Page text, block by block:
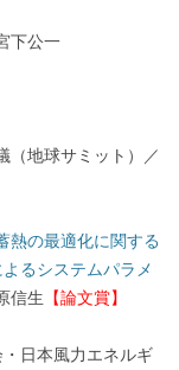
下公一
（地球サミット）／
熱の最適化に関する
るシステムパラメ
信生 【論文賞】
日本風力エネルギ